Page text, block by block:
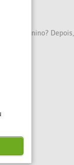
ou feminino?